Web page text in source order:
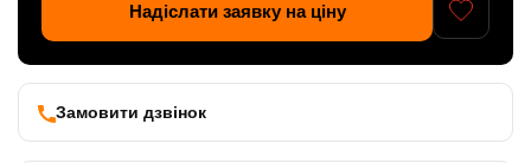
Надіслати заявку на ціну
Замовити дзвінок